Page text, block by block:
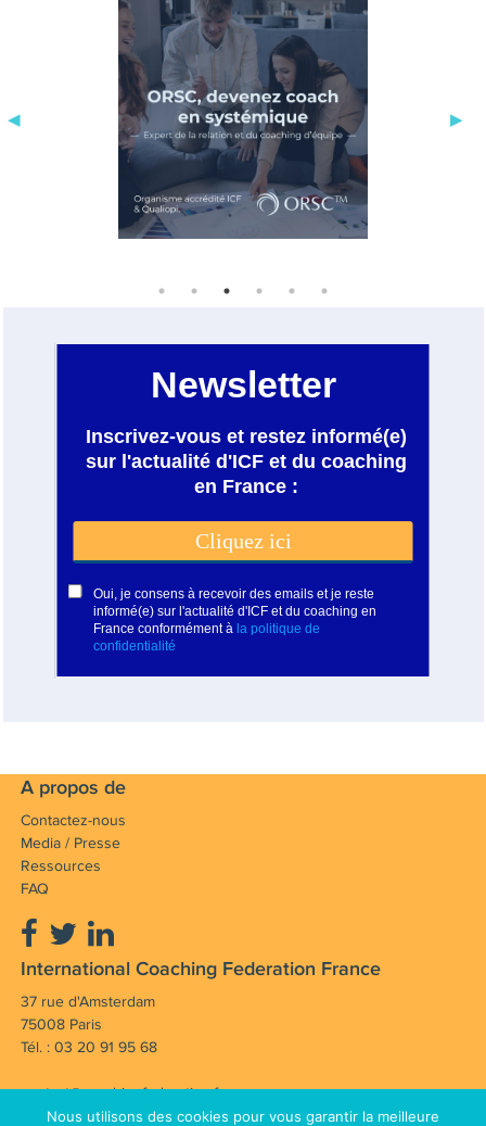
A propos de
Contactez-nous
Media / Presse
Ressources
FAQ
International Coaching Federation France
37 rue d'Amsterdam
75008 Paris
Tél. : 03 20 91 95 68
contact@coachingfederation.fr
Nous utilisons des cookies pour vous garantir la meilleure